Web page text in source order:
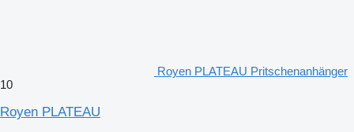
Royen PLATEAU Pritschenanhänger
10
Royen PLATEAU